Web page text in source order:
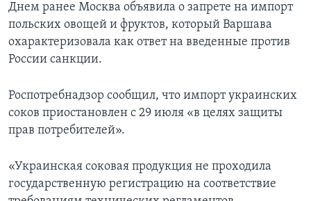
Днем ранее Москва объявила о запрете на импорт
польских овощей и фруктов, который Варшава
охарактеризовала как ответ на введенные против
России санкции.
Роспотребнадзор сообщил, что импорт украинских
соков приостановлен с 29 июля «в целях защиты
прав потребителей».
«Украинская соковая продукция не проходила
государственную регистрацию на соответствие